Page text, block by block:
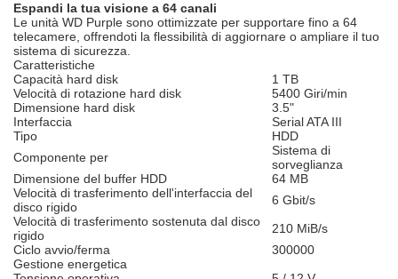
Espandi la tua visione a 64 canali
Le unità WD Purple sono ottimizzate per supportare fino a 64
telecamere, offrendoti la flessibilità di aggiornare o ampliare il tuo
sistema di sicurezza.
Caratteristiche
Capacità hard disk
1 TB
Velocità di rotazione hard disk
5400 Giri/min
Dimensione hard disk
3.5"
Interfaccia
Serial ATA III
Tipo
HDD
Componente per
Sistema di
sorveglianza
Dimensione del buffer HDD
64 MB
Velocità di trasferimento dell'interfaccia del
disco rigido
6 Gbit/s
Velocità di trasferimento sostenuta dal disco
rigido
210 MiB/s
Ciclo avvio/ferma
300000
Gestione energetica